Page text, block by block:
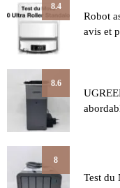
8.4
Robot
avis et
8.6
8
Test du